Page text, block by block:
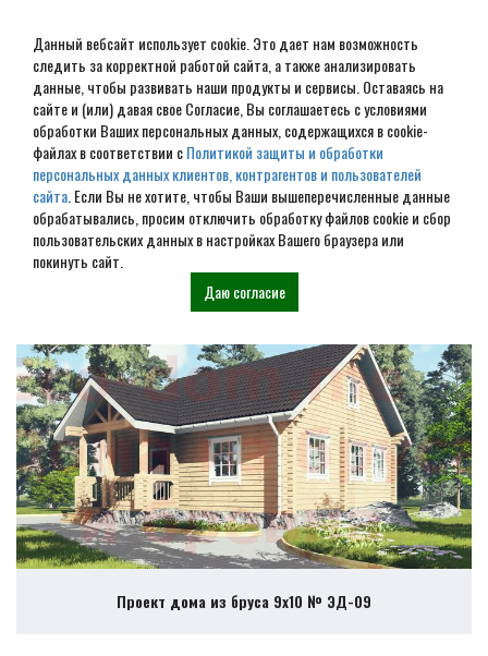
Данный вебсайт использует cookie. Это дает нам возможность
следить за корректной работой сайта, а также анализировать
данные, чтобы развивать наши продукты и сервисы. Оставаясь на
сайте и (или) давая свое Согласие, Вы соглашаетесь с условиями
обработки Ваших персональных данных, содержащихся в cookie-
файлах в соответствии сПолитикой защиты и обработки
персональных данных клиентов, контрагентов и пользователей
сайта . Если Вы не хотите, чтобы Ваши вышеперечисленные данные
обрабатывались, просим отключить обработку файлов cookie и сбор
пользовательских данных в настройках Вашего браузера или
покинуть сайт.
Даю согласие
Строительство домов под
усадку в Урене
Наши проекты
Проект дома из бруса 9х10 № ЭД-09